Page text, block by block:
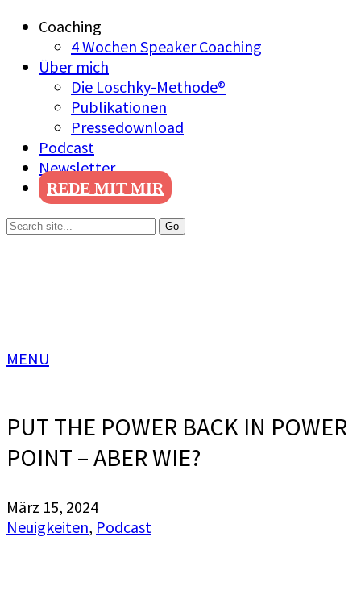
Coaching
4 Wochen Speaker Coaching
Über mich
Die Loschky-Methode®
Publikationen
Pressedownload
Podcast
Newsletter
REDE MIT MIR
MENU
PUT THE POWER BACK IN POWER
POINT – ABER WIE?
März 15, 2024
Neuigkeiten, Podcast